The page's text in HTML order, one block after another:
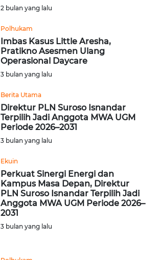
2 bulan yang lalu
Polhukam
Imbas Kasus Little Aresha,
Pratikno Asesmen Ulang
Operasional Daycare
3 bulan yang lalu
Berita Utama
Direktur PLN Suroso Isnandar
Terpilih Jadi Anggota MWA UGM
Periode 2026–2031
3 bulan yang lalu
Ekuin
Perkuat Sinergi Energi dan
Kampus Masa Depan, Direktur
PLN Suroso Isnandar Terpilih Jadi
Anggota MWA UGM Periode 2026–
2031
3 bulan yang lalu